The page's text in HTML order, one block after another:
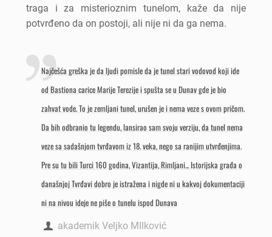
traga i za misterioznim tunelom, kaže da nije
potvrđeno da on postoji, ali nije ni da ga nema.
Najčešća greška je da ljudi pomisle da je tunel stari vodovod koji ide
od Bastiona carice Marije Terezije i spušta se u Dunav gde je bio
zahvat vode. To je zemljani tunel, urušen je i nema veze s ovom pričom.
Da bih odbranio tu legendu, lansirao sam svoju verziju, da tunel nema
veze sa sadašnjom tvrđavom iz 18. veka, nego sa ranijim utvrđenjima.
Pre su tu bili Turci 160 godina, Vizantija, Rimljani... Istorijska građa o
današnjoj Tvrđavi dobro je istražena i nigde ni u kakvoj dokumentaciji
ni na nivou ideje ne piše o tunelu ispod Dunava
akademik Veljko MIlković